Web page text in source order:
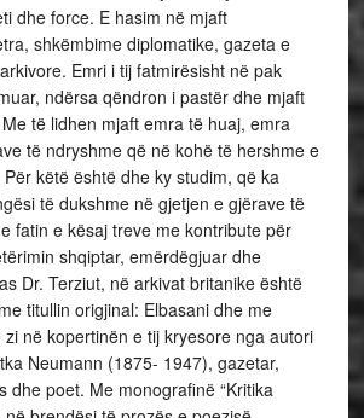
dhe force. E hasim në mjaft
shkëmbime diplomatike, gazeta e
Emri i tij fatmirësisht në pak
ndërsa qëndron i pastër dhe mjaft
të lidhen mjaft emra të huaj, emra
të ndryshme që në kohë të hershme e
këtë është dhe ky studim, që ka
të dukshme në gjetjen e gjërave të
fatin e kësaj treve me kontribute për
shqiptar, emërdëgjuar dhe
Dr. Terziut, në arkivat britanike është
titullin origjinal: Elbasani dhe me
në kopertinën e tij kryesore nga autori
Neumann (1875- 1947), gazetar,
dhe poet. Me monografinë “Kritika